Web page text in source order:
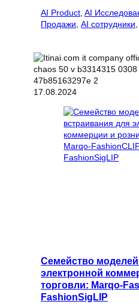
AI Product AI
Продажи AI сотрудники
17.08.2024
Семейство
электронной
торговли: Marqo-
FashionSigLIP